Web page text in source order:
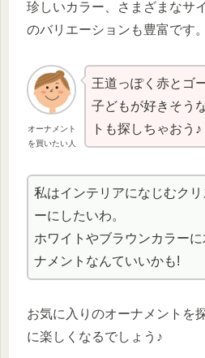
珍しいカラー、さまざまなサ
のバリエーションも豊富です。
オーナメント
を買いたい人
王道っぽく赤とゴ
子どもが好きそう
トも探しちゃおう♪
私はインテリアになじむクリ
ーにしたいわ。
ホワイトやブラウンカラー
ナメントなんていいかも!
お気に入りのオーナメントを
に楽しくなるでしょう♪